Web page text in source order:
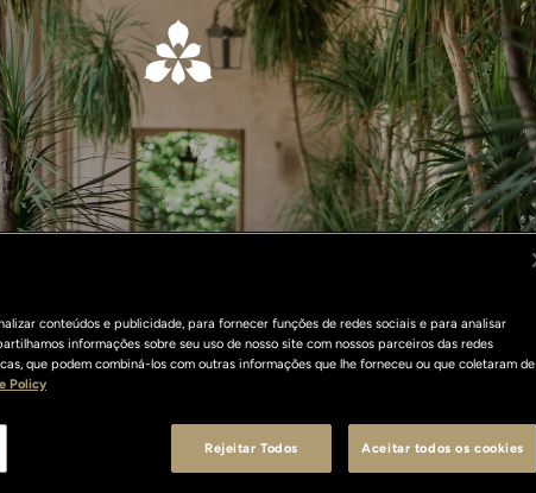
On
conteúdos e publicidade, para fornecer funções de redes sociais e para analisar
informações sobre seu uso de nosso site com nossos parceiros das redes
que podem combiná-los com outras informações que lhe forneceu ou que coletaram de
Policy
Rejeitar Todos Aceitar todos os cookies